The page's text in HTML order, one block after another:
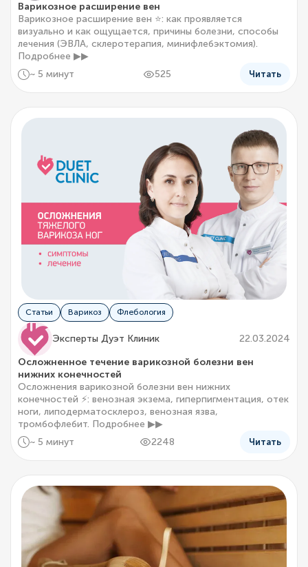
Варикозное расширение вен
Варикозное расширение вен ⭐: как проявляется
визуально и как ощущается, причины болезни, способы
лечения (ЭВЛА, склеротерапия, минифлебэктомия).
Подробнее ▶▶
~ 5 минут
525 Читать
Статьи Варикоз Флебология
Эксперты Дуэт Клиник
22.03.2024
Осложненное течение варикозной болезни вен
нижних конечностей
Осложнения варикозной болезни вен нижних
конечностей ⚡: венозная экзема, гиперпигментация, отек
ноги, липодерматосклероз, венозная язва,
тромбофлебит. Подробнее ▶▶
~ 5 минут
2248 Читать